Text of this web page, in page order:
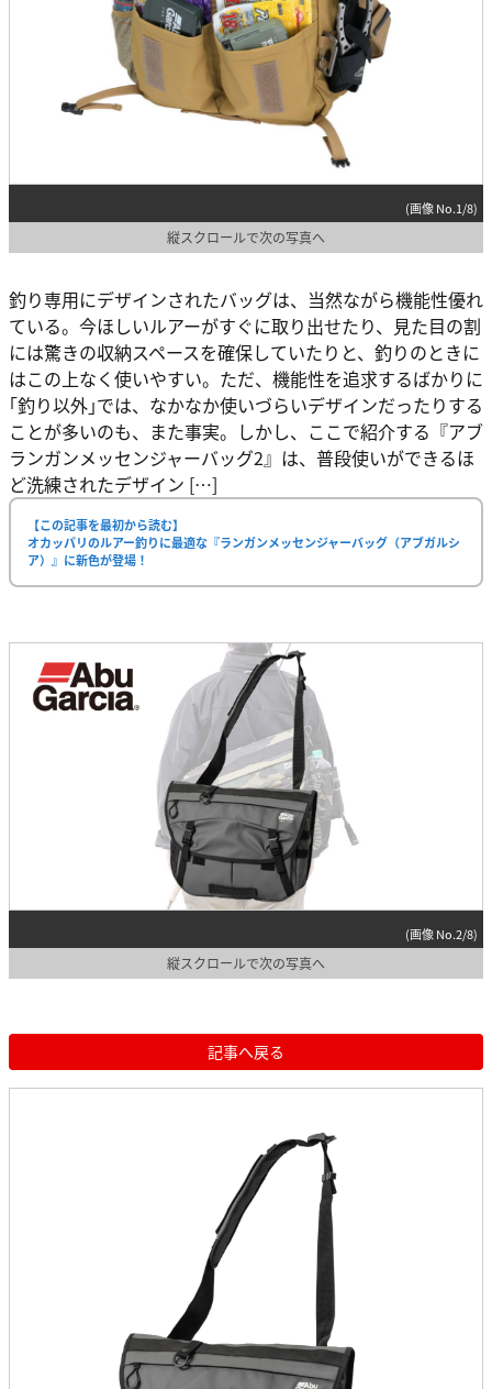
(画像 No.1/8)
縦スクロールで次の写真へ
釣り専用にデザインされたバッグは、当然ながら機能性優れ
ている。今ほしいルアーがすぐに取り出せたり、見た目の割
には驚きの収納スペースを確保していたりと、釣りのときに
はこの上なく使いやすい。ただ、機能性を追求するばかりに
｢釣り以外｣では、なかなか使いづらいデザインだったりする
ことが多いのも、また事実。しかし、ここで紹介する『アブ
ランガンメッセンジャーバッグ2』は、普段使いができるほ
ど洗練されたデザイン […]
【この記事を最初から読む】
オカッパリのルアー釣りに最適な『ランガンメッセンジャーバッグ（アブガルシ
ア）』に新色が登場！
(画像 No.2/8)
縦スクロールで次の写真へ
記事へ戻る